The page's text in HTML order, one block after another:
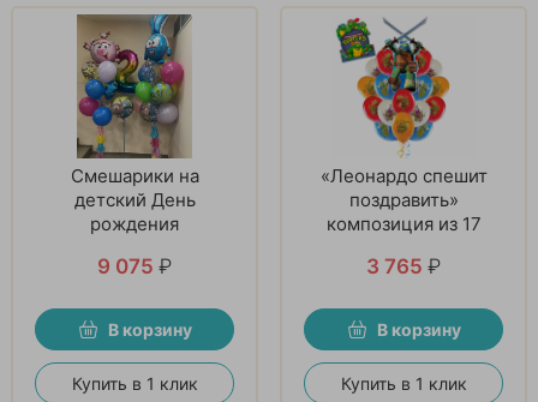
Смешарики на
детский День
рождения
9 075 ₽
В корзину
Купить в 1 клик
«Леонардо спешит
поздравить»
композиция из 17
3 765 ₽
В корзину
Купить в 1 клик